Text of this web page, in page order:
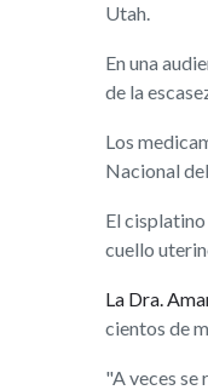
Utah.
En una
de la
Los
Nacional
El
cuello
La Dra.
cientos de
"A veces